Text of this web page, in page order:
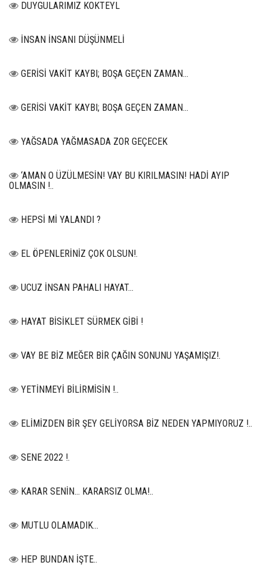
DUYGULARIMIZ KOKTEYL
İNSAN İNSANI DÜŞÜNMELİ
GERİSİ VAKİT KAYBI; BOŞA GEÇEN ZAMAN...
GERİSİ VAKİT KAYBI; BOŞA GEÇEN ZAMAN...
YAĞSADA YAĞMASADA ZOR GEÇECEK
‘AMAN O ÜZÜLMESİN! VAY BU KIRILMASIN! HADİ AYIP
OLMASIN !..
HEPSİ Mİ YALANDI ?
EL ÖPENLERİNİZ ÇOK OLSUN!.
UCUZ İNSAN PAHALI HAYAT…
HAYAT BİSİKLET SÜRMEK GİBİ !
VAY BE BİZ MEĞER BİR ÇAĞIN SONUNU YAŞAMIŞIZ!.
YETİNMEYİ BİLİRMİSİN !..
ELİMİZDEN BİR ŞEY GELİYORSA BİZ NEDEN YAPMIYORUZ !..
SENE 2022 !.
KARAR SENİN… KARARSIZ OLMA!..
MUTLU OLAMADIK…
HEP BUNDAN İŞTE..